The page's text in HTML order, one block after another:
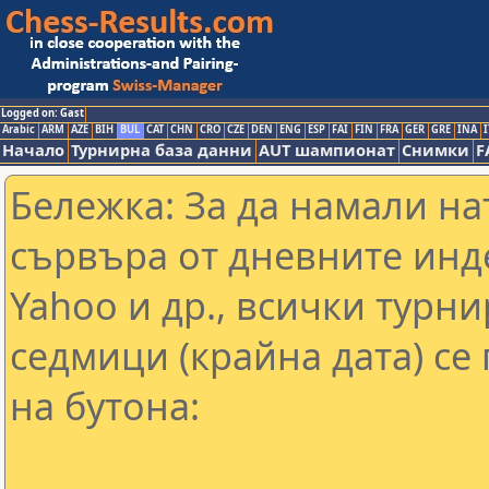
Logged on: Gast
Arabic ARM AZE BIH BUL CAT CHN CRO CZE DEN ENG ESP FAI FIN FRA GER GRE INA
Начало Турнирна база данни AUT шампионат Снимки
Бележка: За да намали
сървъра от дневните
Yahoo и др., всички
седмици (крайна дата) се
на бутона: